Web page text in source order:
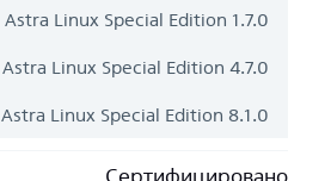
Astra Linux Special Edition 1.7.0
Astra Linux Special Edition 4.7.0
Astra Linux Special Edition 8.1.0
Сертифицировано